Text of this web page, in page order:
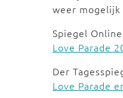
weer mogelijk
Spiegel Online
Love Parade
Der
Love Parade